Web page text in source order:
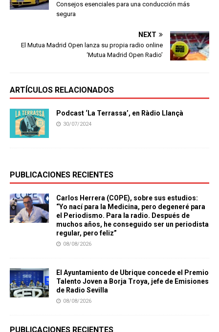
Consejos esenciales para una conducción más
segura
NEXT
El Mutua Madrid Open lanza su propia radio online
‘Mutua Madrid Open Radio’
ARTÍCULOS RELACIONADOS
Podcast ‘La Terrassa’, en Ràdio Llançà
30/07/2024
PUBLICACIONES RECIENTES
Carlos Herrera (COPE), sobre sus estudios:
“Yo nací para la Medicina, pero degeneré para
el Periodismo. Para la radio. Después de
muchos años, he conseguido ser un periodista
regular, pero feliz”
08/08/2026
El Ayuntamiento de Ubrique concede el Premio
Talento Joven a Borja Troya, jefe de Emisiones
de Radio Sevilla
08/08/2026
PUBLICACIONES RECIENTES